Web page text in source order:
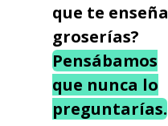
que te enseña
groserías?
Pensábamos
que nunca lo
preguntarías.